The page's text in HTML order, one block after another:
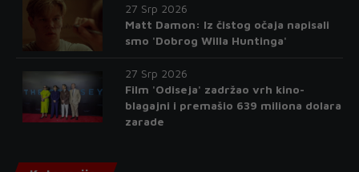
27 Srp 2026
Matt Damon: Iz čistog očaja napisali
smo 'Dobrog Willa Huntinga'
27 Srp 2026
Film 'Odiseja' zadržao vrh kino-
blagajni i premašio 639 miliona dolara
zarade